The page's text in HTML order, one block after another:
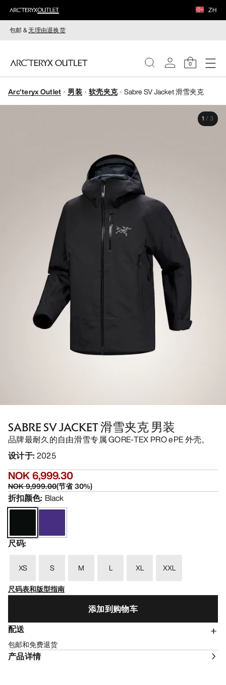
ZH
包邮 &无理由退换货
0
女装
Arc'teryx Outlet 男装 软壳夹克 Sabre SV Jacket 滑雪夹克
1 / 3
SABRE SV JACKET 滑雪夹克 男装
品牌最耐久的自由滑雪专属 GORE-TEX PRO ePE 外壳。
设计于: 2025
NOK 6,999.30
NOK 9,999.00(节省30%)
折扣颜色: Black
尺码:
XS S M L XL
XXL
尺码表和版型指南
添加到购物车
配送
包邮和免费退货
产品详情